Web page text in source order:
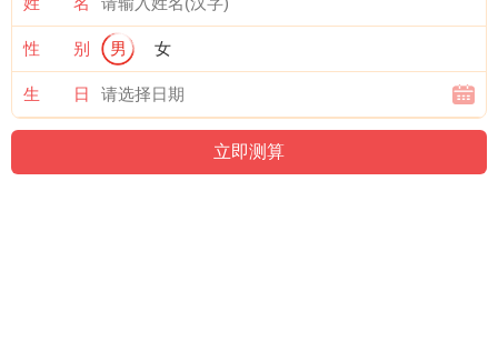
性 别 男 女
生 日